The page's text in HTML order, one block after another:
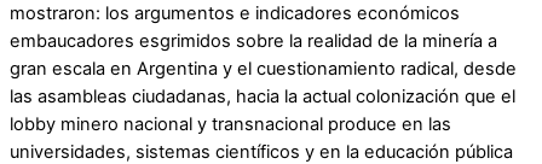
mostraron: los argumentos e indicadores económicos
embaucadores esgrimidos sobre la realidad de la minería a
gran escala en Argentina y el cuestionamiento radical, desde
las asambleas ciudadanas, hacia la actual colonización que el
lobby minero nacional y transnacional produce en las
universidades, sistemas científicos y en la educación pública